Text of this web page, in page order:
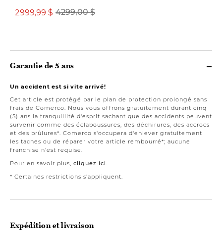
4299,00 $
2999,99 $
Garantie de 5 ans
Un accident est si vite arrivé!
Cet article est protégé par le plan de protection prolongé sans
frais de Comerco. Nous vous offrons gratuitement durant cinq
(5) ans la tranquillité d'esprit sachant que des accidents peuvent
survenir comme des éclaboussures, des déchirures, des accrocs
et des brûlures*. Comerco s'occupera d'enlever gratuitement
les taches ou de réparer votre article rembourré*; aucune
franchise n'est requise.
Pour en savoir plus, cliquez ici
* Certaines restrictions s'appliquent.
Expédition et livraison